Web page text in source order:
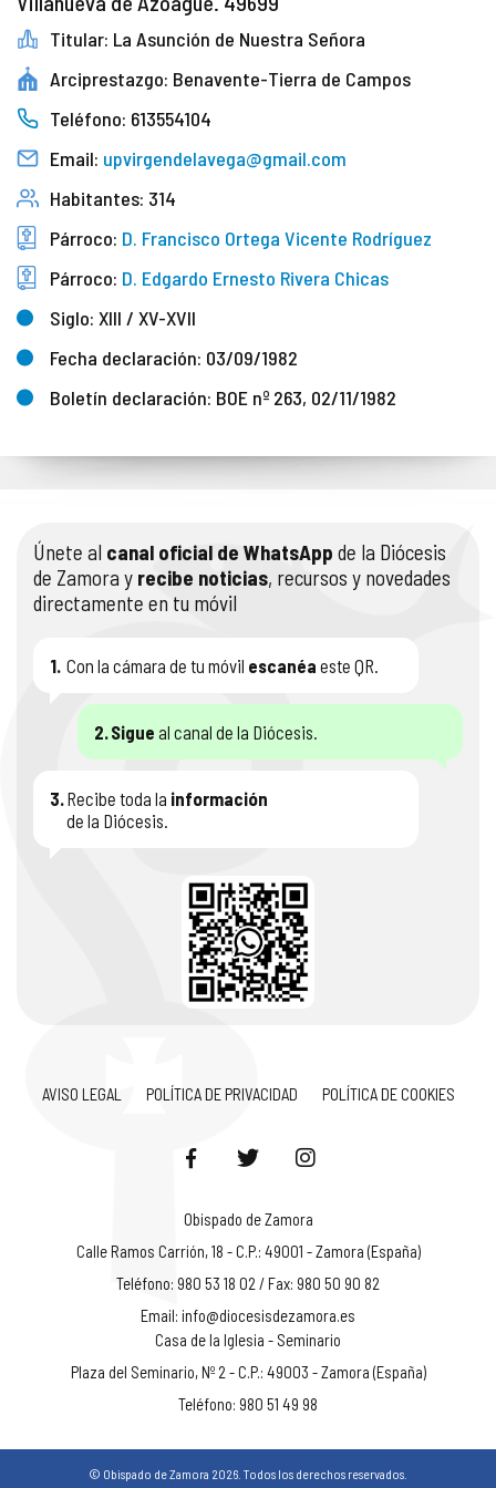
Titular: La Asunción de Nuestra Señora
Arciprestazgo: Benavente-Tierra de Campos
Teléfono: 613554104
Email: upvirgendelavega@gmail.com
Habitantes: 314
Párroco: D. Francisco Ortega Vicente Rodríguez
Párroco: D. Edgardo Ernesto Rivera Chicas
Siglo: XIII / XV-XVII
Fecha declaración: 03/09/1982
Boletín declaración: BOE nº 263, 02/11/1982
Únete al canal oficial de WhatsApp de la Diócesis
de Zamora y recibe noticias, recursos y novedades
directamente en tu móvil
1. Con la cámara de tu móvil escanéa este QR.
2.Sigue al canal de la Diócesis.
3.Recibe toda la información
de la Diócesis.
AVISO LEGAL POLÍTICA DE PRIVACIDAD POLÍTICA DE COOKIES
Obispado de Zamora
Calle Ramos Carrión, 18 - C.P.: 49001 - Zamora (España)
Teléfono: 980 53 18 02 / Fax: 980 50 90 82
Email: info@diocesisdezamora.es
Casa de la Iglesia - Seminario
Plaza del Seminario, Nº 2 - C.P.: 49003 - Zamora (España)
Teléfono: 980 51 49 98
© Obispado de Zamora 2026. Todos los derechos reservados.